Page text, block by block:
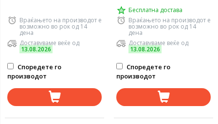
Враќањето на производот е
возможно во рок од 14
дена
Доставуваме веќе од
13.08.2026
Споредете го
производот
Бесплатна достава
Враќањето на производот е
возможно во рок од 14
дена
Доставуваме веќе од
13.08.2026
Споредете го
производот